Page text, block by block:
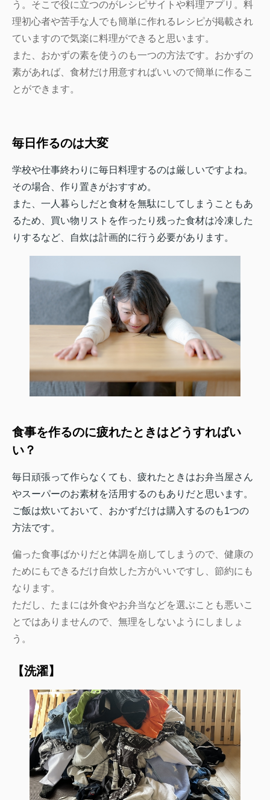
う。そこで役に立つのがレシピサイトや料理アプリ。料
理初心者や苦手な人でも簡単に作れるレシピが掲載され
ていますので気楽に料理ができると思います。
また、おかずの素を使うのも一つの方法です。おかずの
素があれば、食材だけ用意すればいいので簡単に作るこ
とができます。
毎日作るのは大変
学校や仕事終わりに毎日料理するのは厳しいですよね。
その場合、作り置きがおすすめ。
また、一人暮らしだと食材を無駄にしてしまうこともあ
るため、買い物リストを作ったり残った食材は冷凍した
りするなど、自炊は計画的に行う必要があります。
食事を作るのに疲れたときはどうすればい
い？
毎日頑張って作らなくても、疲れたときはお弁当屋さん
やスーパーのお素材を活用するのもありだと思います。
ご飯は炊いておいて、おかずだけは購入するのも1つの
方法です。
偏った食事ばかりだと体調を崩してしまうので、健康の
ためにもできるだけ自炊した方がいいですし、節約にも
なります。
ただし、たまには外食やお弁当などを選ぶことも悪いこ
とではありませんので、無理をしないようにしましょ
う。
【洗濯】